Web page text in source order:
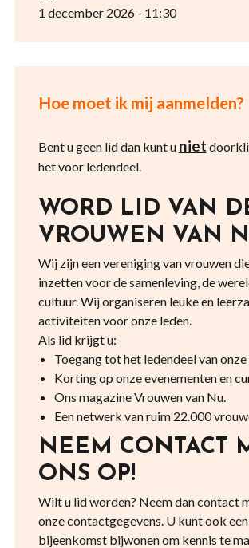
1 december 2026 - 11:30
Hoe moet ik mij aanmelden?
Bent u geen lid dan kunt u niet
het voor ledendeel.
WORD LID VAN
VROUWEN VAN
Wij zijn een vereniging van vrouwen
inzetten voor de samenleving, de
cultuur. Wij organiseren leuke en
activiteiten voor onze leden.
Als lid krijgt u:
Toegang tot het ledendeel van
Korting op onze evenementen en
Ons magazine Vrouwen van Nu.
Een netwerk van ruim 22.000
NEEM CONTACT
ONS OP!
Wilt u lid worden? Neem dan contact
onze contactgegevens. U kunt ook
bijeenkomst bijwonen om kennis te